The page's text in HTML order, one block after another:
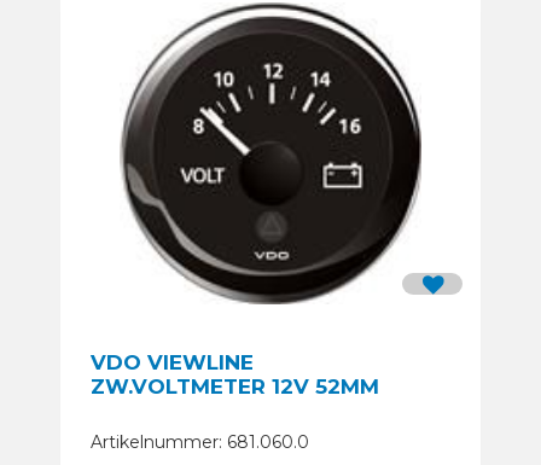
VDO VIEWLINE
ZW.VOLTMETER 12V 52MM
Artikelnummer: 681.060.0